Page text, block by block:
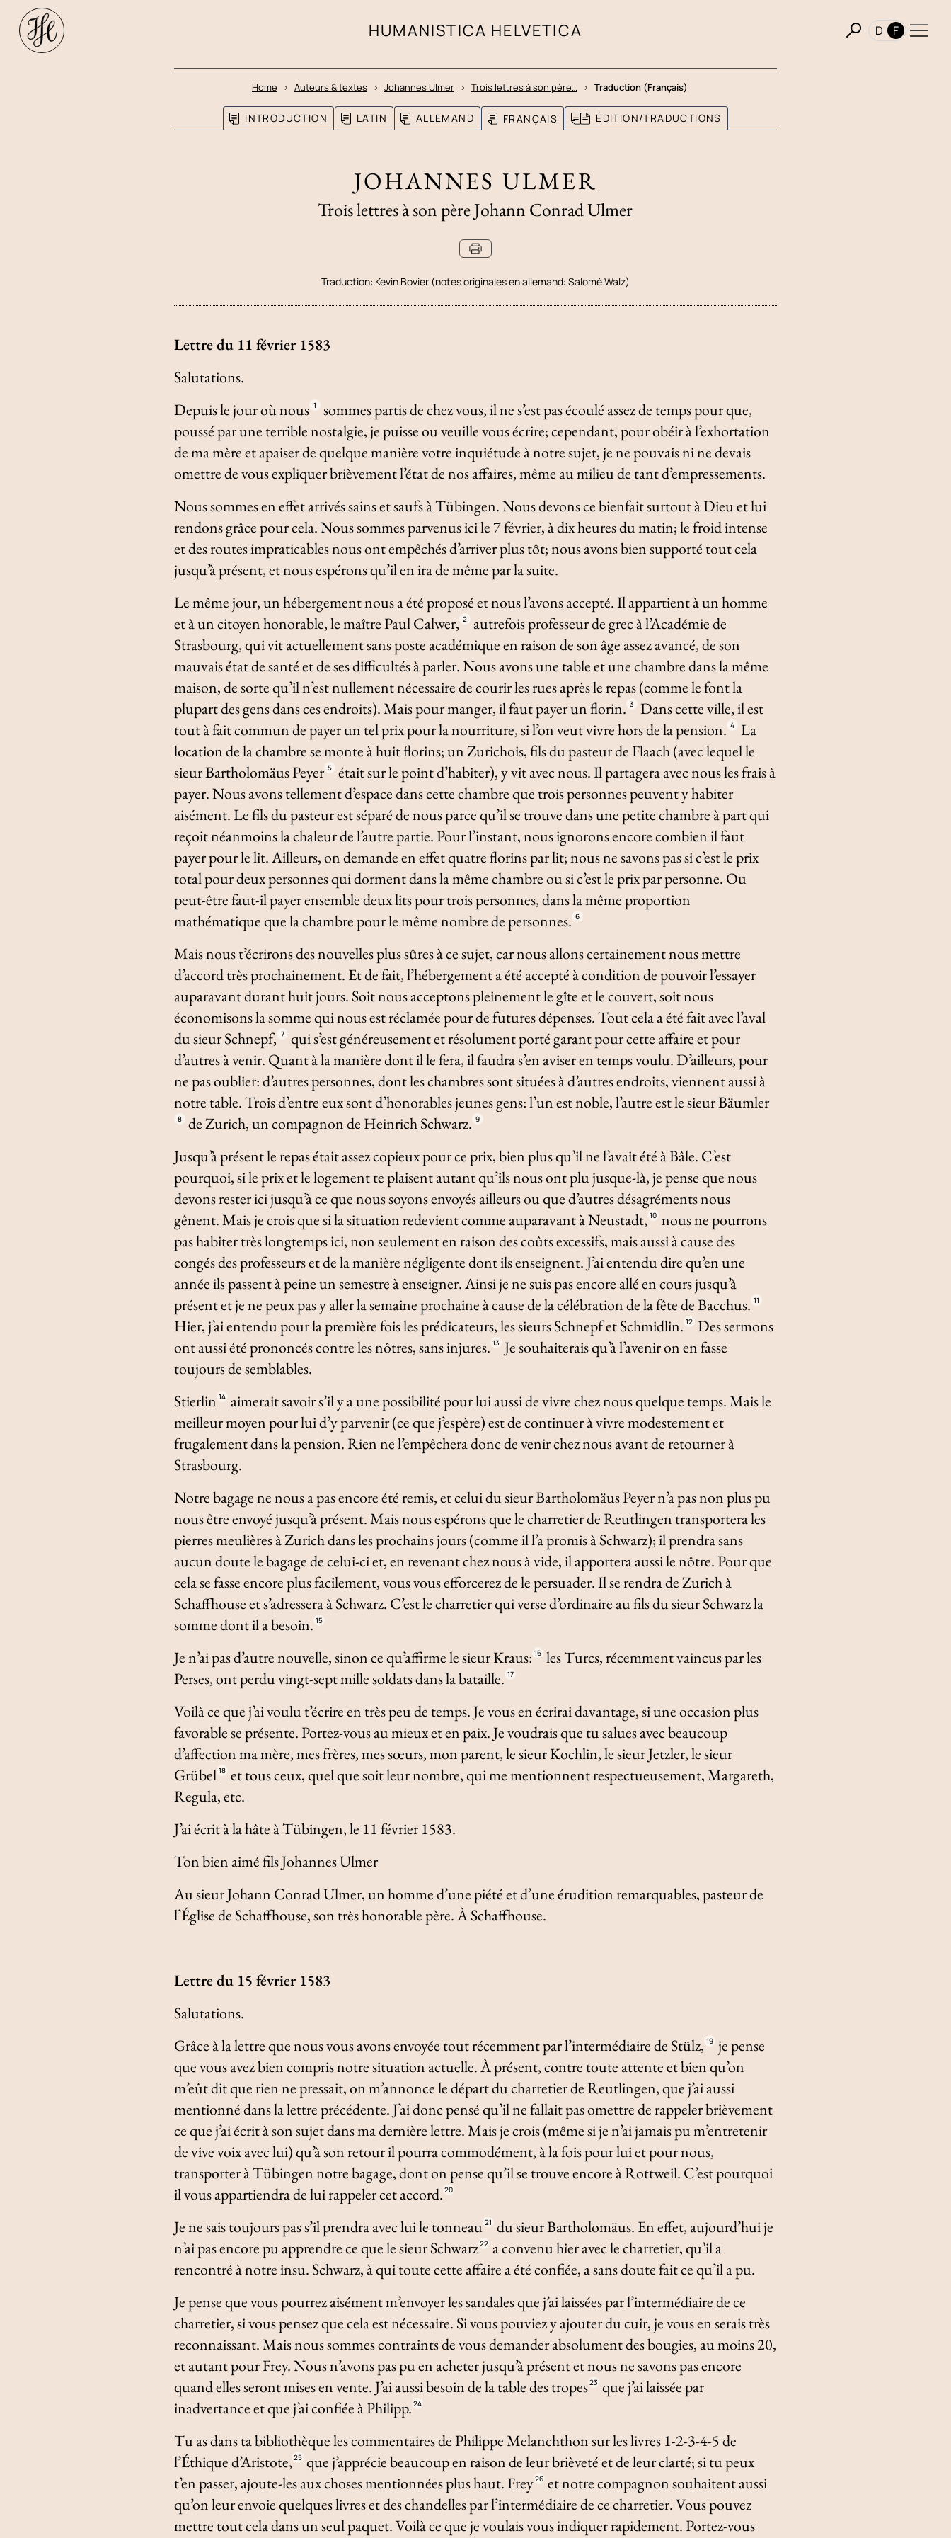
HUMANISTICA HELVETICA D F
Home Auteurs & textes Johannes Ulmer Trois lettres à son père… Traduction (Français)
INTRODUCTION LATIN ALLEMAND FRANÇAIS ÉDITION/TRADUCTIONS
JOHANNES ULMER
Trois lettres à son père Johann Conrad Ulmer
Traduction: Kevin Bovier (notes originales en allemand: Salomé Walz)
Lettre du 11 février 1583
Salutations.
Depuis le jour où nous 1
sommes partis de chez vous, il ne s’est pas écoulé assez de temps pour que,
poussé par une terrible nostalgie, je puisse ou veuille vous écrire; cependant, pour obéir à l’exhortation
de ma mère et apaiser de quelque manière votre inquiétude à notre sujet, je ne pouvais ni ne devais
omettre de vous expliquer brièvement l’état de nos affaires, même au milieu de tant d’empressements.
Nous sommes en effet arrivés sains et saufs à Tübingen. Nous devons ce bienfait surtout à Dieu et lui
rendons grâce pour cela. Nous sommes parvenus ici le 7 février, à dix heures du matin; le froid intense
et des routes impraticables nous ont empêchés d’arriver plus tôt; nous avons bien supporté tout cela
jusqu’à présent, et nous espérons qu’il en ira de même par la suite.
Le même jour, un hébergement nous a été proposé et nous l’avons accepté. Il appartient à un homme
et à un citoyen honorable, le maître Paul Calwer, 2
autrefois professeur de grec à l’Académie de
Strasbourg, qui vit actuellement sans poste académique en raison de son âge assez avancé, de son
mauvais état de santé et de ses difficultés à parler. Nous avons une table et une chambre dans la même
maison, de sorte qu’il n’est nullement nécessaire de courir les rues après le repas (comme le font la
plupart des gens dans ces endroits). Mais pour manger, il faut payer un florin. 3
Dans cette ville, il est
tout à fait commun de payer un tel prix pour la nourriture, si l’on veut vivre hors de la pension. 4
La
location de la chambre se monte à huit florins; un Zurichois, fils du pasteur de Flaach (avec lequel le
sieur Bartholomäus Peyer 5
était sur le point d’habiter), y vit avec nous. Il partagera avec nous les frais à
payer. Nous avons tellement d’espace dans cette chambre que trois personnes peuvent y habiter
aisément. Le fils du pasteur est séparé de nous parce qu’il se trouve dans une petite chambre à part qui
reçoit néanmoins la chaleur de l’autre partie. Pour l’instant, nous ignorons encore combien il faut
payer pour le lit. Ailleurs, on demande en effet quatre florins par lit; nous ne savons pas si c’est le prix
total pour deux personnes qui dorment dans la même chambre ou si c’est le prix par personne. Ou
peut-être faut-il payer ensemble deux lits pour trois personnes, dans la même proportion
mathématique que la chambre pour le même nombre de personnes. 6
Mais nous t’écrirons des nouvelles plus sûres à ce sujet, car nous allons certainement nous mettre
d’accord très prochainement. Et de fait, l’hébergement a été accepté à condition de pouvoir l’essayer
auparavant durant huit jours. Soit nous acceptons pleinement le gîte et le couvert, soit nous
économisons la somme qui nous est réclamée pour de futures dépenses. Tout cela a été fait avec l’aval
du sieur Schnepf, 7
qui s’est généreusement et résolument porté garant pour cette affaire et pour
d’autres à venir. Quant à la manière dont il le fera, il faudra s’en aviser en temps voulu. D’ailleurs, pour
ne pas oublier: d’autres personnes, dont les chambres sont situées à d’autres endroits, viennent aussi à
notre table. Trois d’entre eux sont d’honorables jeunes gens: l’un est noble, l’autre est le sieur Bäumler
8 de Zurich, un compagnon de Heinrich Schwarz. 9
Jusqu’à présent le repas était assez copieux pour ce prix, bien plus qu’il ne l’avait été à Bâle. C’est
pourquoi, si le prix et le logement te plaisent autant qu’ils nous ont plu jusque-là, je pense que nous
devons rester ici jusqu’à ce que nous soyons envoyés ailleurs ou que d’autres désagréments nous
gênent. Mais je crois que si la situation redevient comme auparavant à Neustadt, 10 nous ne pourrons
pas habiter très longtemps ici, non seulement en raison des coûts excessifs, mais aussi à cause des
congés des professeurs et de la manière négligente dont ils enseignent. J’ai entendu dire qu’en une
année ils passent à peine un semestre à enseigner. Ainsi je ne suis pas encore allé en cours jusqu’à
présent et je ne peux pas y aller la semaine prochaine à cause de la célébration de la fête de Bacchus. 11
Hier, j’ai entendu pour la première fois les prédicateurs, les sieurs Schnepf et Schmidlin. 12 Des sermons
ont aussi été prononcés contre les nôtres, sans injures. 13
Je souhaiterais qu’à l’avenir on en fasse
toujours de semblables.
Stierlin 14 aimerait savoir s’il y a une possibilité pour lui aussi de vivre chez nous quelque temps. Mais le
meilleur moyen pour lui d’y parvenir (ce que j’espère) est de continuer à vivre modestement et
frugalement dans la pension. Rien ne l’empêchera donc de venir chez nous avant de retourner à
Strasbourg.
Notre bagage ne nous a pas encore été remis, et celui du sieur Bartholomäus Peyer n’a pas non plus pu
nous être envoyé jusqu’à présent. Mais nous espérons que le charretier de Reutlingen transportera les
pierres meulières à Zurich dans les prochains jours (comme il l’a promis à Schwarz); il prendra sans
aucun doute le bagage de celui-ci et, en revenant chez nous à vide, il apportera aussi le nôtre. Pour que
cela se fasse encore plus facilement, vous vous efforcerez de le persuader. Il se rendra de Zurich à
Schaffhouse et s’adressera à Schwarz. C’est le charretier qui verse d’ordinaire au fils du sieur Schwarz la
somme dont il a besoin. 15
Je n’ai pas d’autre nouvelle, sinon ce qu’affirme le sieur Kraus: 16 les Turcs, récemment vaincus par les
Perses, ont perdu vingt-sept mille soldats dans la bataille. 17
Voilà ce que j’ai voulu t’écrire en très peu de temps. Je vous en écrirai davantage, si une occasion plus
favorable se présente. Portez-vous au mieux et en paix. Je voudrais que tu salues avec beaucoup
d’affection ma mère, mes frères, mes sœurs, mon parent, le sieur Kochlin, le sieur Jetzler, le sieur
Grübel 18 et tous ceux, quel que soit leur nombre, qui me mentionnent respectueusement, Margareth,
Regula, etc.
J’ai écrit à la hâte à Tübingen, le 11 février 1583.
Ton bien aimé fils Johannes Ulmer
Au sieur Johann Conrad Ulmer, un homme d’une piété et d’une érudition remarquables, pasteur de
l’Église de Schaffhouse, son très honorable père. À Schaffhouse.
Lettre du 15 février 1583
Salutations.
Grâce à la lettre que nous vous avons envoyée tout récemment par l’intermédiaire de Stülz, 19 je pense
que vous avez bien compris notre situation actuelle. À présent, contre toute attente et bien qu’on
m’eût dit que rien ne pressait, on m’annonce le départ du charretier de Reutlingen, que j’ai aussi
mentionné dans la lettre précédente. J’ai donc pensé qu’il ne fallait pas omettre de rappeler brièvement
ce que j’ai écrit à son sujet dans ma dernière lettre. Mais je crois (même si je n’ai jamais pu m’entretenir
de vive voix avec lui) qu’à son retour il pourra commodément, à la fois pour lui et pour nous,
transporter à Tübingen notre bagage, dont on pense qu’il se trouve encore à Rottweil. C’est pourquoi
il vous appartiendra de lui rappeler cet accord. 20
Je ne sais toujours pas s’il prendra avec lui le tonneau 21 du sieur Bartholomäus. En effet, aujourd’hui je
n’ai pas encore pu apprendre ce que le sieur Schwarz22 a convenu hier avec le charretier, qu’il a
rencontré à notre insu. Schwarz, à qui toute cette affaire a été confiée, a sans doute fait ce qu’il a pu.
Je pense que vous pourrez aisément m’envoyer les sandales que j’ai laissées par l’intermédiaire de ce
charretier, si vous pensez que cela est nécessaire. Si vous pouviez y ajouter du cuir, je vous en serais très
reconnaissant. Mais nous sommes contraints de vous demander absolument des bougies, au moins 20,
et autant pour Frey. Nous n’avons pas pu en acheter jusqu’à présent et nous ne savons pas encore
quand elles seront mises en vente. J’ai aussi besoin de la table des tropes23 que j’ai laissée par
inadvertance et que j’ai confiée à Philipp. 24
Tu as dans ta bibliothèque les commentaires de Philippe Melanchthon sur les livres 1-2-3-4-5 de
l’Éthiqued’Aristote, 25 que j’apprécie beaucoup en raison de leur brièveté et de leur clarté; si tu peux
t’en passer, ajoute-les aux choses mentionnées plus haut. Frey26 et notre compagnon souhaitent aussi
qu’on leur envoie quelques livres et des chandelles par l’intermédiaire de ce charretier. Vous pouvez
mettre tout cela dans un seul paquet. Voilà ce que je voulais vous indiquer rapidement. Portez-vous